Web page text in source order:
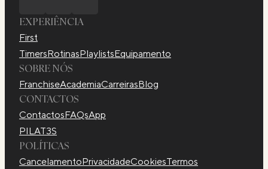
EXPERIÊNCIA
First
TimersRotinasPlaylistsEquipamento
SOBRE NÓS
FranchiseAcademiaCarreirasBlog
CONTACTOS
ContactosFAQsApp
PILAT3S
POLÍTICAS
CancelamentoPrivacidadeCookiesTermos